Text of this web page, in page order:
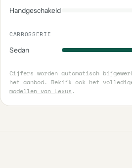
Handgeschakeld
CARROSSERIE
Sedan
Cijfers worden automatisch
het aanbod. Bekijk ook het
modellen van Lexus .